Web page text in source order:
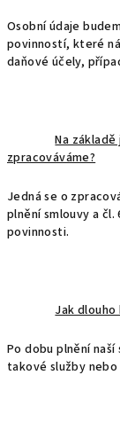
Osobní údaje
povinností, které
daňové účely,
Na
zpracováváme?
Jedná se o
plnění smlouvy a čl.
povinnosti.
Jak
Po dobu plnění
takové služby